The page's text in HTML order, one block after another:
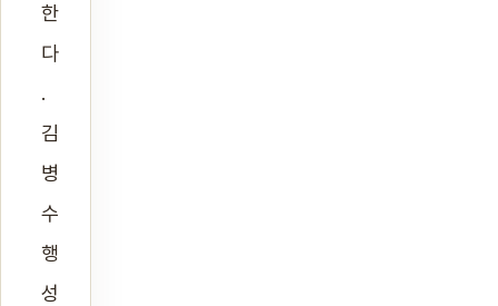
한
다
.
김
병
수
행
성